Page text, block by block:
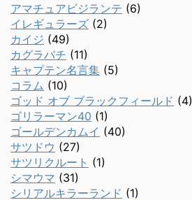
アマチュアビジランテ (6)
イレギュラーズ (2)
カイジ (49)
カグラバチ (11)
キャプテン名言集 (5)
コラム (10)
ゴッド オブ ブラックフィールド (4)
ゴリラーマン40 (1)
ゴールデンカムイ (40)
サツドウ (27)
サツリクルート (1)
シマウマ (31)
シリアルキラーランド (1)